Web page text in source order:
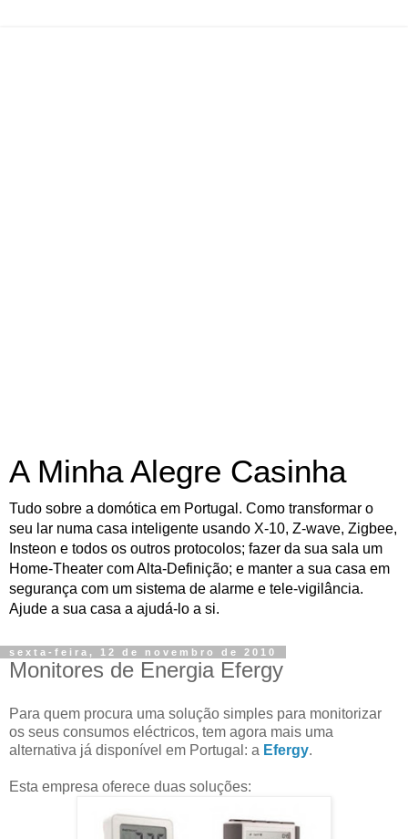
A Minha Alegre Casinha
Tudo sobre a domótica em Portugal. Como transformar o
seu lar numa casa inteligente usando X-10, Z-wave, Zigbee,
Insteon e todos os outros protocolos; fazer da sua sala um
Home-Theater com Alta-Definição; e manter a sua casa em
segurança com um sistema de alarme e tele-vigilância.
Ajude a sua casa a ajudá-lo a si.
sexta-feira, 12 de novembro de 2010
Monitores de Energia Efergy
Para quem procura uma solução simples para monitorizar
os seus consumos eléctricos, tem agora mais uma
alternativa já disponível em Portugal: a Efergy.
Esta empresa oferece duas soluções: